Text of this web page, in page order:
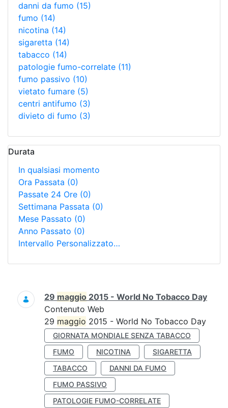
danni da fumo (15)
fumo (14)
nicotina (14)
sigaretta (14)
tabacco (14)
patologie fumo-correlate (11)
fumo passivo (10)
vietato fumare (5)
centri antifumo (3)
divieto di fumo (3)
Durata
In qualsiasi momento
Ora Passata (0)
Passate 24 Ore (0)
Settimana Passata (0)
Mese Passato (0)
Anno Passato (0)
Intervallo Personalizzato…
Ricerca
29 maggio 2015 - World No Tobacco Day
Contenuto Web
29 maggio 2015 - World No Tobacco Day
GIORNATA MONDIALE SENZA TABACCO
FUMO
NICOTINA
SIGARETTA
TABACCO
DANNI DA FUMO
FUMO PASSIVO
PATOLOGIE FUMO-CORRELATE